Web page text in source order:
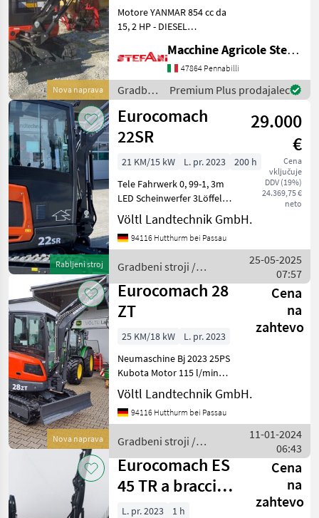
Prikaži
vse
(37)
MARKETPLACE
Marketplace
Ponudbe
trgovcev
Mali
oglasi
Nova naprava
Motore YANMAR 854 cc da
15, 2 HP - DIESEL
Motore a norma Stage 5 -
Tier 4 Final. Impianto
idraulico centro aperto.
Pompa idraulica a portata
var
Macchine Agricole Stefani Luciano
47864 Pennabilli
Gradbeni
stroji /
Eurocomach
Premium Plus prodajalec
Rabljeni stroj
Eurocomach
22SR
29.000
€
Cena
vključuje
DDV (19%)
24.369,75 €
neto
21 KM/15 kW L. pr. 2023
200 h
Tele Fahrwerk 0, 99-1, 3m
LED Scheinwerfer 3Löffel
Tieflöffel 300mm 600mm
Grabenwanne 1200mm
Hydr. schwenkbar , AUX 1
Nachrüstung von H
Völtl Landtechnik GmbH.
94116 Hutthurm bei Passau
Gradbeni stroji /
Eurocomach
25-05-2025
07:57
Nova naprava
Eurocomach 28
ZT
Cena
na
zahtevo
25 KM/18 kW
L. pr. 2023
Neumaschine Bj 2023 25PS
Kubota Motor 115 l/min
Loadsensing Kolbenpumpe
maximale Grabtiefe 2, 66m
Gesamthöhe 2, 53m
Gummikette) Hubkraft über
Völtl Landtechnik GmbH.
94116 Hutthurm bei Passau
Gradbeni stroji /
Eurocomach
11-01-2024
06:43
Eurocomach ES
45 TR a braccio
triplice
Cena
na
zahtevo
L. pr. 2023
1 h